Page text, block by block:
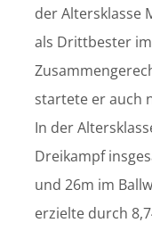
der Altersklasse
als Drittbester
startete er auch
In der
Dreikampf
und 26m im
erzielte durch